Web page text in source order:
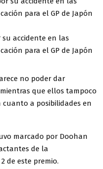
accidente en las
para el GP de Japón
no poder dar
que ellos tampoco
a posibilidades en
marcado por Doohan
de la
de este premio.